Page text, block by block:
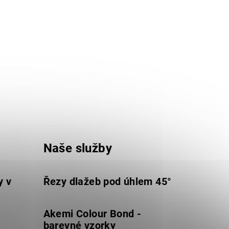
v
Naše služby
Řezy dlažeb pod úhlem 45°
Akemi Colour Bond -
barevné vzorky